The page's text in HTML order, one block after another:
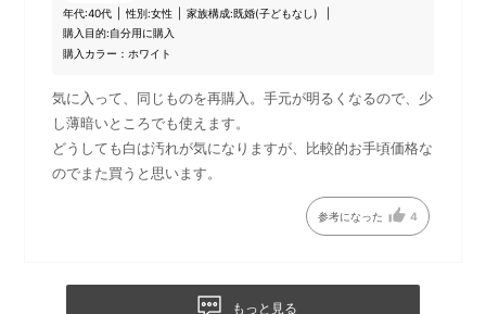
BRUNOのロゴがワンポイント パッケージ
年代:40代 性別:女性 家族構成:既婚(子どもなし)
購入目的:自分用に購入
購入カラー：ホワイト
気に入って、同じものを再購入。手元が明るくなるので、少
し薄暗いところでも使えます。
どうしても白は汚れが気になりますが、比較的お手頃価格な
のでまた買うと思います。
参考になった 4
もっと見る